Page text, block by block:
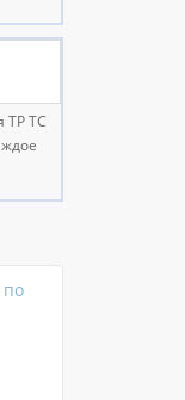
ТР ТС